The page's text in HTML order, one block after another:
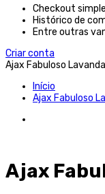
Checkout
Histórico de
Entre outras
Criar conta
Ajax Fabuloso
Início
Ajax Fabuloso
Ajax